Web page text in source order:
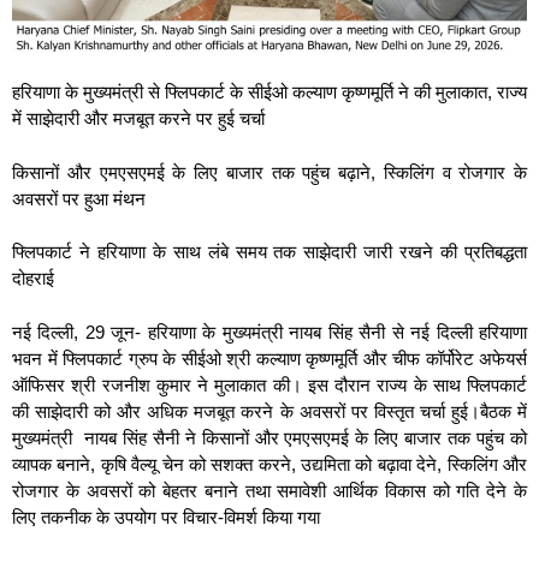
हरियाणा के मुख्यमंत्री से फ्लिपकार्ट के सीईओ कल्याण कृष्णमूर्ति ने की मुलाकात, राज्य
में साझेदारी और मजबूत करने पर हुई चर्चा
किसानों और एमएसएमई के लिए बाजार तक पहुंच बढ़ाने, स्किलिंग व रोजगार के
अवसरों पर हुआ मंथन
फ्लिपकार्ट ने हरियाणा के साथ लंबे समय तक साझेदारी जारी रखने की प्रतिबद्धता
दोहराई
नई दिल्ली, 29 जून- हरियाणा के मुख्यमंत्री नायब सिंह सैनी से नई दिल्ली हरियाणा
भवन में फ्लिपकार्ट ग्रुप के सीईओ श्री कल्याण कृष्णमूर्ति और चीफ कॉर्पोरेट अफेयर्स
ऑफिसर श्री रजनीश कुमार ने मुलाकात की। इस दौरान राज्य के साथ फ्लिपकार्ट
की साझेदारी को और अधिक मजबूत करने के अवसरों पर विस्तृत चर्चा हुई।बैठक में
मुख्यमंत्री नायब सिंह सैनी ने किसानों और एमएसएमई के लिए बाजार तक पहुंच को
व्यापक बनाने, कृषि वैल्यू चेन को सशक्त करने, उद्यमिता को बढ़ावा देने, स्किलिंग और
रोजगार के अवसरों को बेहतर बनाने तथा समावेशी आर्थिक विकास को गति देने के
लिए तकनीक के उपयोग पर विचार-विमर्श किया गया